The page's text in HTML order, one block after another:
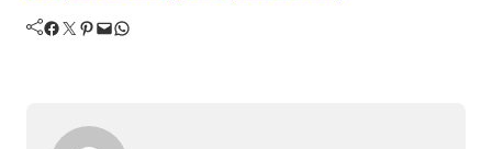
Facebook Twitter Pinterest Mail WhatsApp